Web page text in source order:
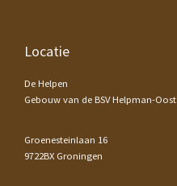
Footer
Locatie
De Helpen
Gebouw van de BSV Helpman-Oost
Groenesteinlaan 16
9722BX Groningen